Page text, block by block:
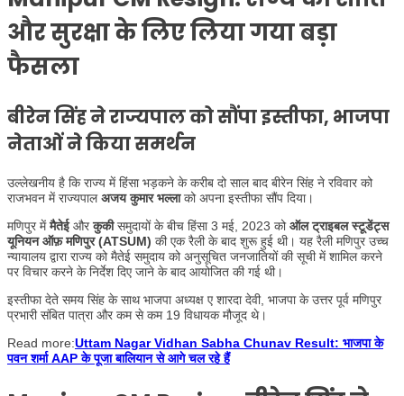
और सुरक्षा के लिए लिया गया बड़ा
फैसला
बीरेन सिंह ने राज्यपाल को सौंपा इस्तीफा, भाजपा
नेताओं ने किया समर्थन
उल्लेखनीय है कि राज्य में हिंसा भड़कने के करीब दो साल बाद बीरेन सिंह ने रविवार को
राजभवन में राज्यपालअजय कुमार भल्लाको अपना इस्तीफा सौंप दिया।
मणिपुर मेंमैतेईऔरकुकीसमुदायों के बीच हिंसा 3 मई, 2023 कोऑल ट्राइबल स्टूडेंट्स
यूनियन ऑफ़ मणिपुर (ATSUM) की एक रैली के बाद शुरू हुई थी। यह रैली मणिपुर उच्च
न्यायालय द्वारा राज्य को मैतेई समुदाय को अनुसूचित जनजातियों की सूची में शामिल करने
पर विचार करने के निर्देश दिए जाने के बाद आयोजित की गई थी।
इस्तीफा देते समय सिंह के साथ भाजपा अध्यक्ष ए शारदा देवी, भाजपा के उत्तर पूर्व मणिपुर
प्रभारी संबित पात्रा और कम से कम 19 विधायक मौजूद थे।
Read more:Uttam Nagar Vidhan Sabha Chunav Result: भाजपा के
पवन शर्मा AAP के पूजा बालियान से आगे चल रहे हैं